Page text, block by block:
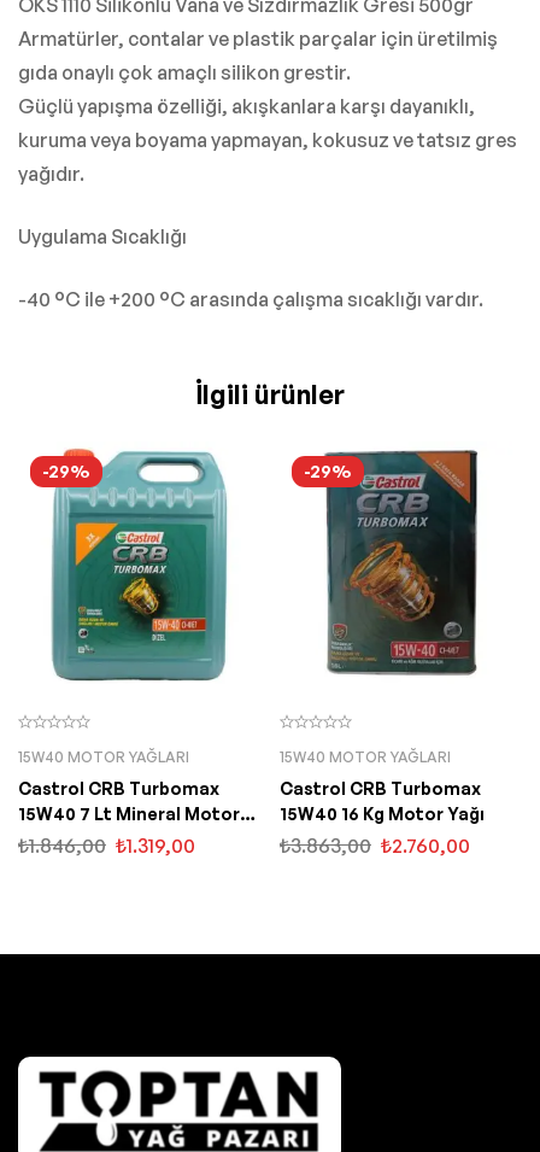
OKS 1110 Silikonlu Vana ve Sızdırmazlık Gresi 500gr
Armatürler, contalar ve plastik parçalar için üretilmiş
gıda onaylı çok amaçlı silikon grestir.
Güçlü yapışma özelliği, akışkanlara karşı dayanıklı,
kuruma veya boyama yapmayan, kokusuz ve tatsız gres
yağıdır.
Uygulama Sıcaklığı
-40 °C ile +200 °C arasında çalışma sıcaklığı vardır.
İlgili ürünler
-29%
15W40 MOTOR YAĞLARI
Castrol CRB Turbomax
15W40 7 Lt Mineral Motor
Yağı
₺1.846,00 ₺1.319,00
-29%
15W40 MOTOR YAĞLARI
Castrol CRB Turbomax
15W40 16 Kg Motor Yağı
₺3.863,00 ₺2.760,00